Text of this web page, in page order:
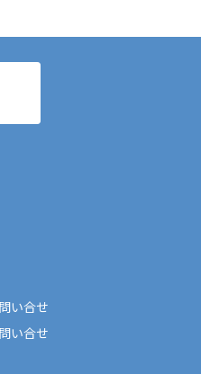
い合せ
い合せ